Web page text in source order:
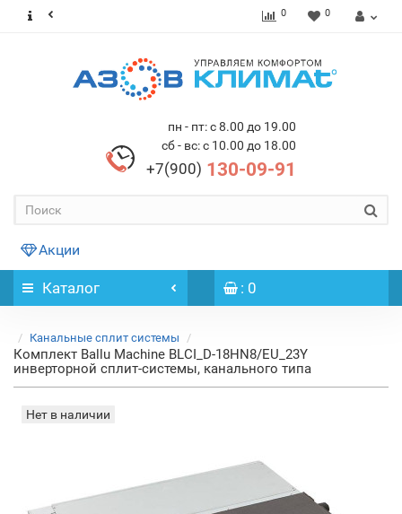
0 0
пн - пт: с 8.00 до 19.00
сб - вс: с 10.00 до 18.00
+7(900) 130-09-91
Акции
Каталог : 0
Канальные сплит системы
Комплект Ballu Machine BLCI_D-18HN8/EU_23Y
инверторной сплит-системы, канального типа
Нет в наличии